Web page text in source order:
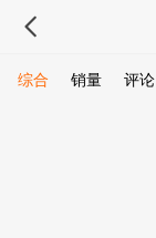
综合 销量 评论